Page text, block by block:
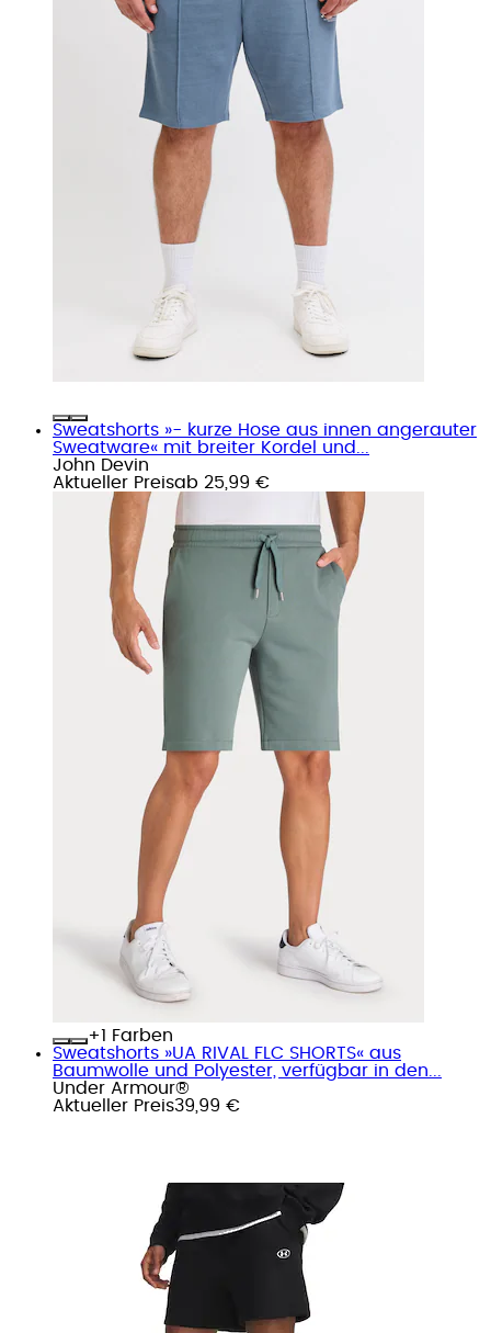
Sweatshorts »- kurze Hose aus innen angerauter
Sweatware« mit breiter Kordel und...
John Devin
Aktueller Preisab 25,99 €
+
Farben
Sweatshorts »UA RIVAL FLC SHORTS« aus
Baumwolle und Polyester, verfügbar in den...
Under Armour®
Aktueller Preis39,99 €